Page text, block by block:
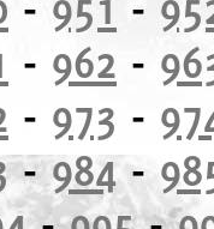
- 962 -
- 973 -
-984-